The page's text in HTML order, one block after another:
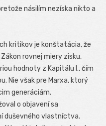
násilím nezíska nikto a
kritikov je konštatácia, že
rovnej miery zisku,
hodnoty z Kapitálu I., čím
Nie však pre Marxa, ktorý
generáciám.
o objavení sa
duševného vlastníctva.